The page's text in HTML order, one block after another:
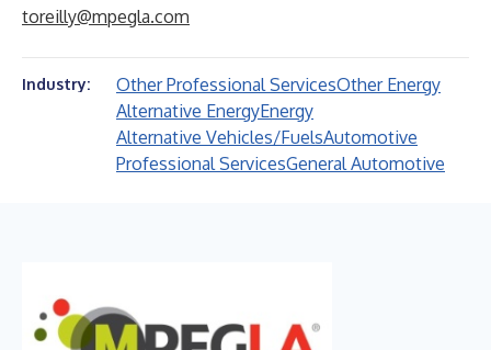
toreilly@mpegla.com
Industry: Other Professional ServicesOther Energy
Alternative EnergyEnergy
Alternative Vehicles/FuelsAutomotive
Professional ServicesGeneral Automotive